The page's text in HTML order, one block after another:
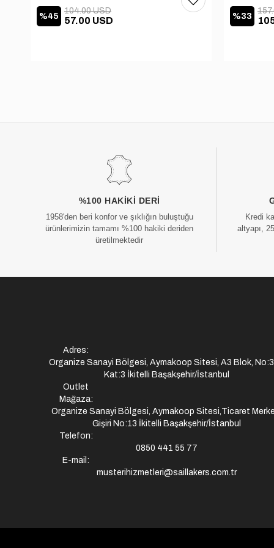
%45 57.00 USD
104.00 USD
%33
%100 HAKIKI DERI
1958'den beri konfor ve şıklığın buluştuğu
ürünlerimizin tamamı %100 hakiki deriden
üretilmektedir
Kredi
altyapı,
Adres:
Organize Sanayi Bölgesi, Aymakoop Sitesi, A3 Blok,
Kat:3 İkitelli Başakşehir/İstanbul
Outlet
Mağaza:
Organize Sanayi Bölgesi, Aymakoop Sitesi,Ticaret
Gişiri No:13 İkitelli Başakşehir/İstanbul
Telefon:
0850 441 55 77
E-mail:
musterihizmetleri@saillakers.com.tr